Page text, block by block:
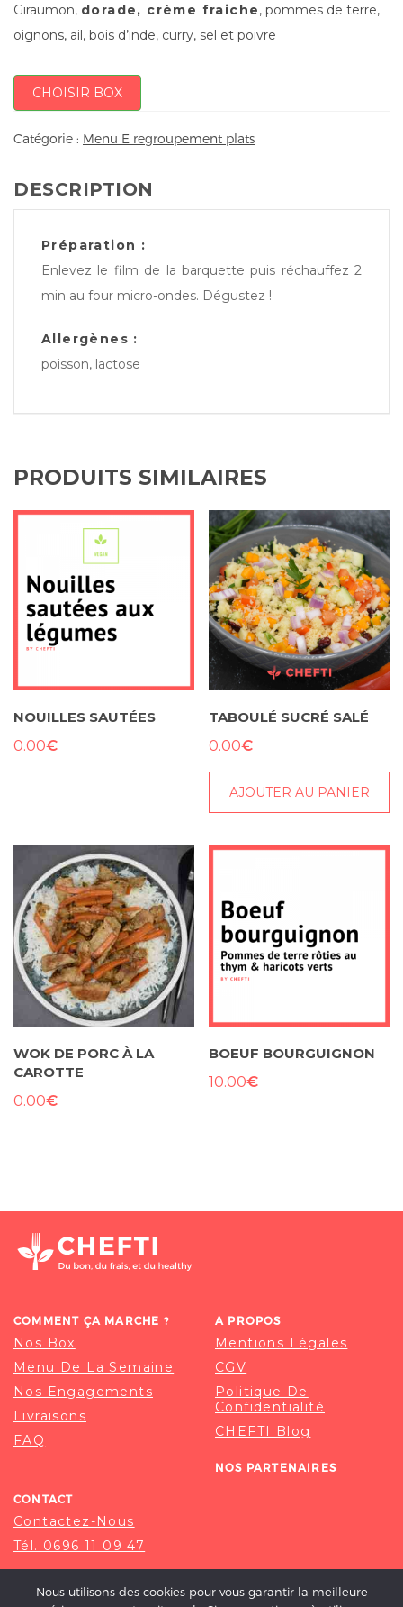
Giraumon, dorade, crème fraiche, pommes de terre,
oignons, ail, bois d’inde, curry, sel et poivre
CHOISIR BOX
Catégorie : Menu E regroupement plats
DESCRIPTION
Préparation :
Enlevez le film de la barquette puis réchauffez 2
min au four micro-ondes. Dégustez !
Allergènes :
poisson, lactose
PRODUITS SIMILAIRES
NOUILLES SAUTÉES
0.00€
TABOULÉ SUCRÉ SALÉ
0.00€
AJOUTER AU PANIER
WOK DE PORC À LA
CAROTTE
0.00€
BOEUF BOURGUIGNON
10.00€
COMMENT ÇA MARCHE ?
Nos Box
Menu De La Semaine
Nos Engagements
Livraisons
FAQ
A PROPOS
Mentions Légales
CGV
Politique De
Confidentialité
CHEFTI Blog
NOS PARTENAIRES
CONTACT
Contactez-Nous
Tél. 0696 11 09 47
Nous utilisons des cookies pour vous garantir la meilleure